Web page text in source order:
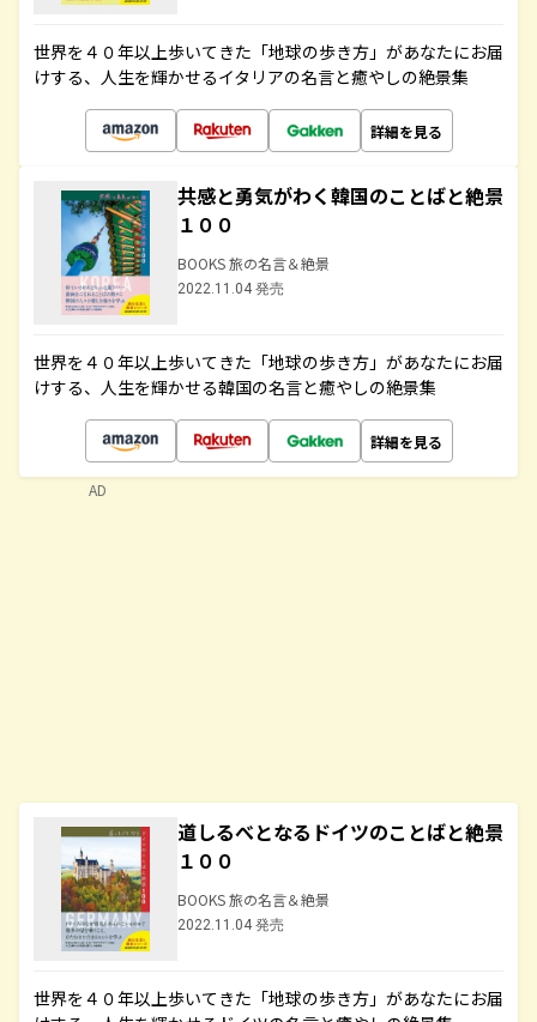
世界を４０年以上歩いてきた「地球の歩き方」があなたにお届
けする、人生を輝かせるイタリアの名言と癒やしの絶景集
詳細を見る
共感と勇気がわく韓国のことばと絶景
１００
BOOKS 旅の名言＆絶景
2022.11.04 発売
世界を４０年以上歩いてきた「地球の歩き方」があなたにお届
けする、人生を輝かせる韓国の名言と癒やしの絶景集
詳細を見る
道しるべとなるドイツのことばと絶景
１００
BOOKS 旅の名言＆絶景
2022.11.04 発売
世界を４０年以上歩いてきた「地球の歩き方」があなたにお届
AD